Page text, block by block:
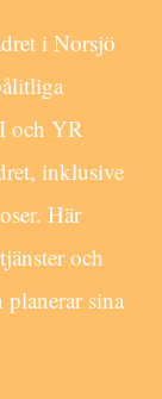
i Norsjö
och YR
inklusive
Här
och
sina